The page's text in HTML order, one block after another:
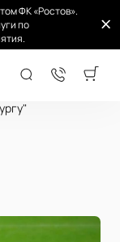
ФК «Ростов».
по